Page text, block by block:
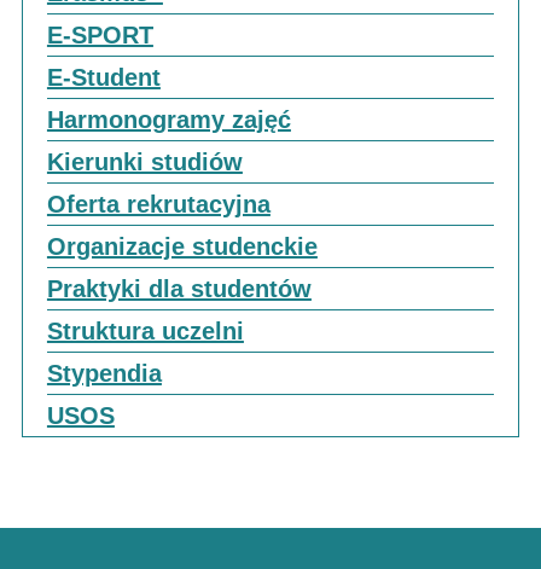
E-SPORT
E-Student
Harmonogramy zajęć
Kierunki studiów
Oferta rekrutacyjna
Organizacje studenckie
Praktyki dla studentów
Struktura uczelni
Stypendia
USOS